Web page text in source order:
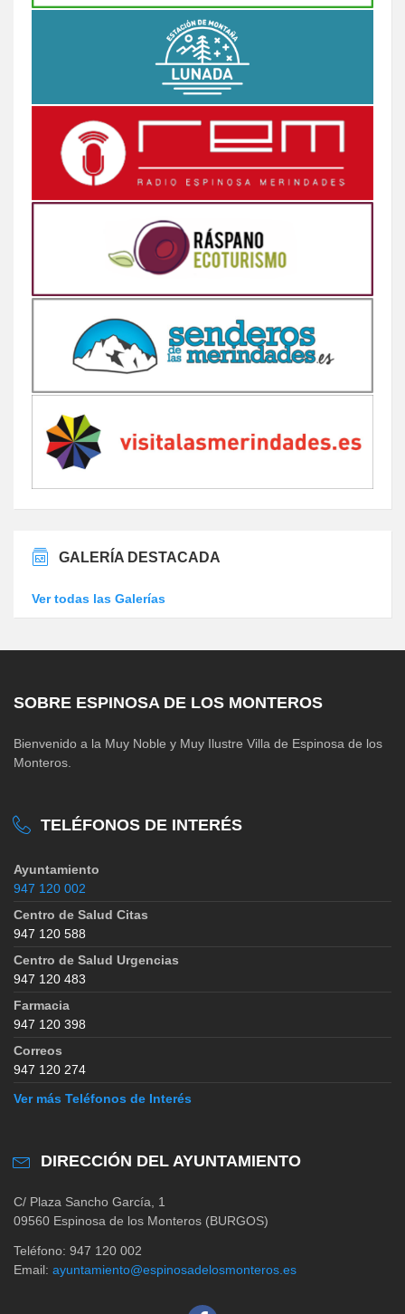
GALERÍA DESTACADA
Ver todas las Galerías
SOBRE ESPINOSA DE LOS MONTEROS
Bienvenido a la Muy Noble y Muy Ilustre Villa de Espinosa de los
Monteros.
TELÉFONOS DE INTERÉS
Ayuntamiento
947 120 002
Centro de Salud Citas
947 120 588
Centro de Salud Urgencias
947 120 483
Farmacia
947 120 398
Correos
947 120 274
Ver más Teléfonos de Interés
DIRECCIÓN DEL AYUNTAMIENTO
C/ Plaza Sancho García, 1
09560 Espinosa de los Monteros (BURGOS)
Teléfono: 947 120 002
Email: ayuntamiento@espinosadelosmonteros.es